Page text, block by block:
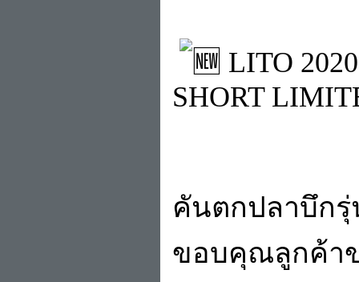
LITO
SHORT
คันตกปลาบึกรุ่
ขอบคุณลูกค้า